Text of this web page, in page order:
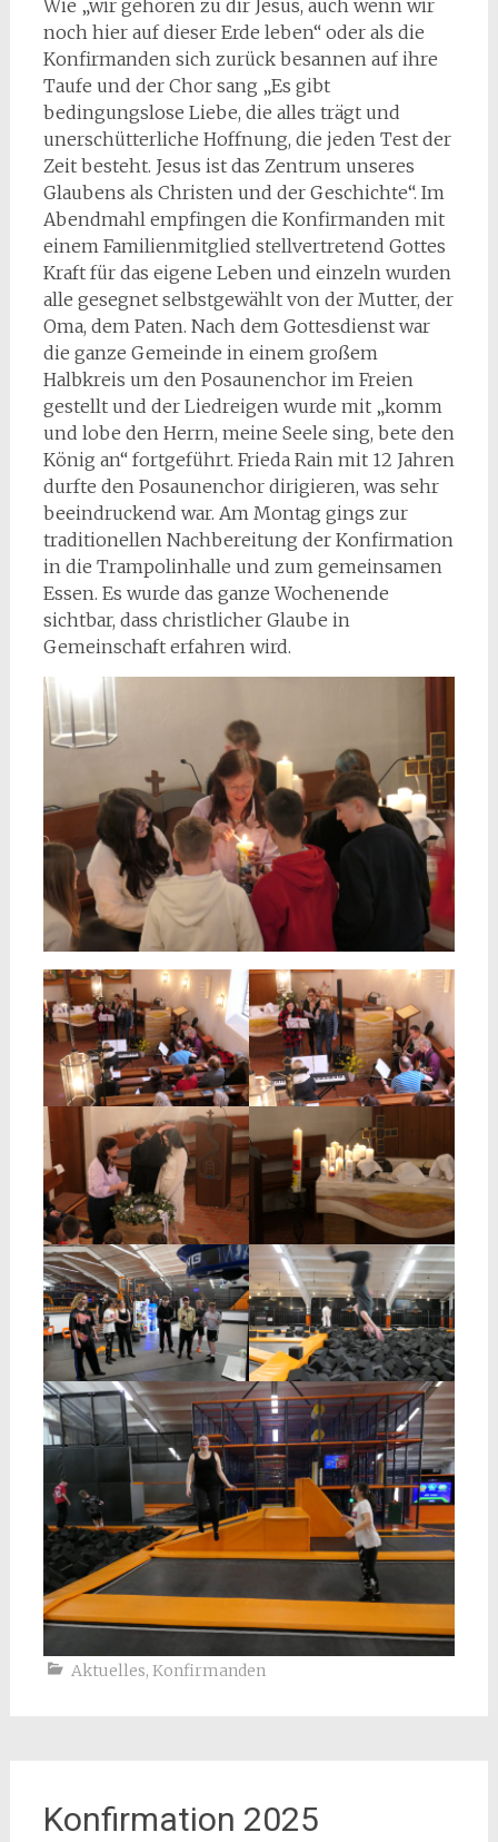
Wie „wir gehören zu dir Jesus, auch wenn wir
noch hier auf dieser Erde leben“ oder als die
Konfirmanden sich zurück besannen auf ihre
Taufe und der Chor sang „Es gibt
bedingungslose Liebe, die alles trägt und
unerschütterliche Hoffnung, die jeden Test der
Zeit besteht. Jesus ist das Zentrum unseres
Glaubens als Christen und der Geschichte“. Im
Abendmahl empfingen die Konfirmanden mit
einem Familienmitglied stellvertretend Gottes
Kraft für das eigene Leben und einzeln wurden
alle gesegnet selbstgewählt von der Mutter, der
Oma, dem Paten. Nach dem Gottesdienst war
die ganze Gemeinde in einem großem
Halbkreis um den Posaunenchor im Freien
gestellt und der Liedreigen wurde mit „komm
und lobe den Herrn, meine Seele sing, bete den
König an“ fortgeführt. Frieda Rain mit 12 Jahren
durfte den Posaunenchor dirigieren, was sehr
beeindruckend war. Am Montag gings zur
traditionellen Nachbereitung der Konfirmation
in die Trampolinhalle und zum gemeinsamen
Essen. Es wurde das ganze Wochenende
sichtbar, dass christlicher Glaube in
Gemeinschaft erfahren wird.
Aktuelles, Konfirmanden
Konfirmation 2025